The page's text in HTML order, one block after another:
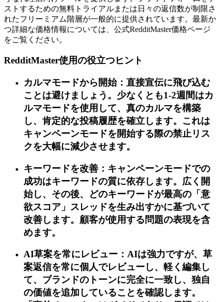
ストするための無料トライアルまたは日々の返信数が制限さ
れたフリーミアム階層が一般的に提供されています。最新か
つ詳細な価格情報については、公式RedditMaster価格ページ
をご覧ください。
RedditMaster使用の役立つヒント
カルマモードから開始：直接宣伝に飛び込む
ことは避けましょう。少なくとも1-2週間はカ
ルマモードを使用して、真のカルマを構築
し、肯定的な投稿履歴を確立します。これは
キャンペーンモードを開始する際の禁止リス
クを大幅に減少させます。
キーワードを改善：キャンペーンモードでの
成功はキーワードの質に依存します。広く開
始し、その後、どのキーワードが最高の「意
欲スコア」スレッドを生み出すかに基づいて
改善します。顧客が使用する問題の表現を含
めます。
AI草案を常にレビュー：AIは強力ですが、草
案返信を常に個人でレビューし、軽く編集し
て、ブランドのトーンに完全に一致し、独自
の価値を追加していることを確認します。